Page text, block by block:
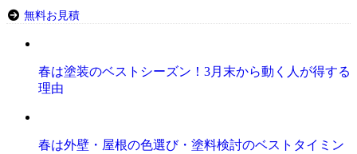
無料お見積
春は塗装のベストシーズン！3月末から動く人が得する
理由
春は外壁・屋根の色選び・塗料検討のベストタイミン